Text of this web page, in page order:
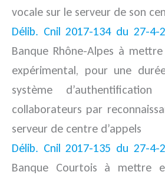
vocale sur le serveur de son
Délib. Cnil 2017-134 du 27-4-
Banque Rhône-Alpes à
expérimental, pour une
système
collaborateurs par
serveur de centre d’appels
Délib. Cnil 2017-135 du 27-4-
Banque Courtois à